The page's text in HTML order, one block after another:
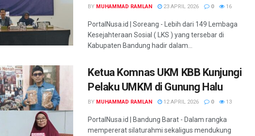
BY MUHAMMAD RAMLAN 23 APRIL 2026 0 16
PortalNusa.id | Soreang - Lebih dari 149 Lembaga
Kesejahteraan Sosial ( LKS ) yang tersebar di
Kabupaten Bandung hadir dalam...
Ketua Komnas UKM KBB Kunjungi
Pelaku UMKM di Gunung Halu
BY MUHAMMAD RAMLAN 12 APRIL 2026 0 13
PortalNusa.id | Bandung Barat - Dalam rangka
mempererat silaturahmi sekaligus mendukung